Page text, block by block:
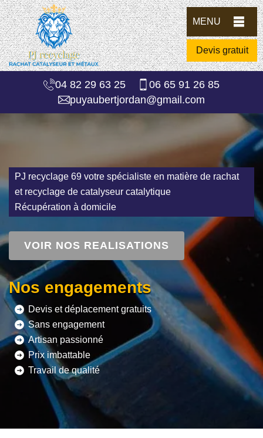
MENU
Devis gratuit
04 82 29 63 25
06 65 91 26 85
puyaubertjordan@gmail.com
PJ recyclage 69 votre spécialiste en matière de rachat
et recyclage de catalyseur catalytique
Récupération à domicile
VOIR NOS REALISATIONS
Nos engagements
Devis et déplacement gratuits
Sans engagement
Artisan passionné
Prix imbattable
Travail de qualité